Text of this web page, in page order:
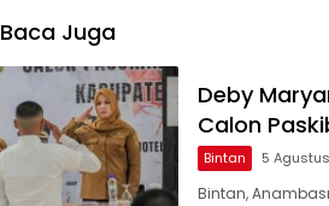
Baca Juga
Deby
Calon
Bintan 5
Bintan,